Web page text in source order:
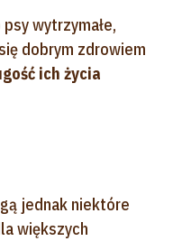
wytrzymałe,
dobrym zdrowiem
ich życia
jednak niektóre
większych